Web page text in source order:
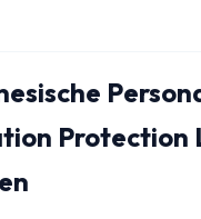
Protection